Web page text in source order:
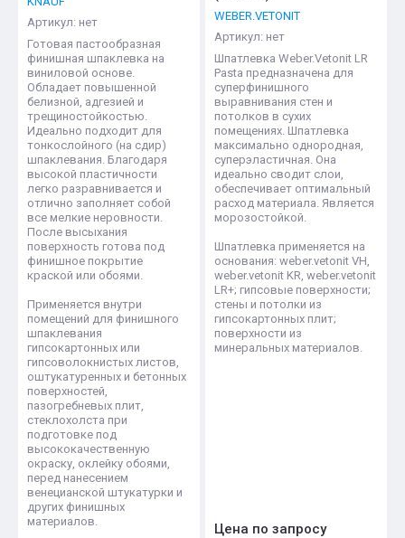
Артикул: нет
Готовая пастообразная
финишная шпаклевка на
виниловой основе.
Обладает повышенной
белизной, адгезией и
трещиностойкостью.
Идеально подходит для
тонкослойного (на сдир)
шпаклевания. Благодаря
высокой пластичности
легко разравнивается и
отлично заполняет собой
все мелкие неровности.
После высыхания
поверхность готова под
финишное покрытие
краской или обоями.
Применяется внутри
помещений для финишного
шпаклевания
гипсокартонных или
гипсоволокнистых листов,
оштукатуренных и бетонных
поверхностей,
пазогребневых плит,
стеклохолста при
подготовке под
высококачественную
окраску, оклейку обоями,
перед нанесением
венецианской штукатурки и
других финишных
материалов.
WEBER.VETONIT
Артикул: нет
Шпатлевка Weber.Vetonit LR
Pasta предназначена для
суперфинишного
выравнивания стен и
потолков в сухих
помещениях. Шпатлевка
максимально однородная,
суперэластичная. Она
идеально сводит слои,
обеспечивает оптимальный
расход материала. Является
морозостойкой.
Шпатлевка применяется на
основания: weber.vetonit VH,
weber.vetonit KR, weber.vetonit
LR+; гипсовые поверхности;
стены и потолки из
гипсокартонных плит;
поверхности из
минеральных материалов.
Цена по запросу